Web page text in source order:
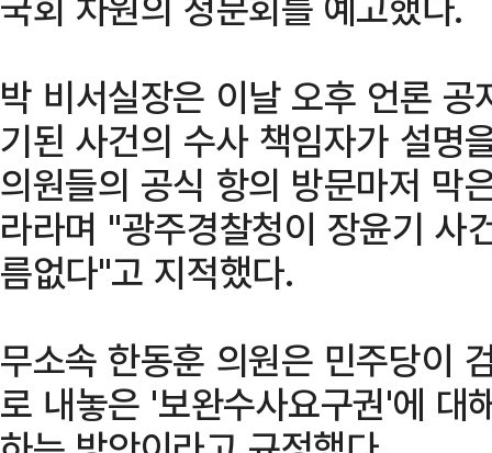
박 비서실장은 이날 오후 언론
기된 사건의 수사 책임자가 설명
의원들의 공식 항의 방문마저 막
라라며 "광주경찰청이 장윤기 사
름없다"고 지적했다.
무소속 한동훈 의원은 민주당이
로 내놓은 '보완수사요구권'에 대